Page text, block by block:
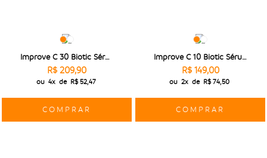
Improve C 30 Biotic Sérum 15g
R$ 209,90
ou 4x de R$ 52,47
COMPRAR
Improve C 10 Biotic Sérum 15g
R$ 149,00
ou 2x de R$ 74,50
COMPRAR